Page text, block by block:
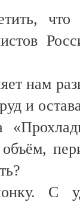
что
нам
и
С